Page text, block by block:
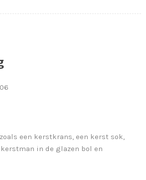
een kerstkrans, een kerst sok,
in de glazen bol en